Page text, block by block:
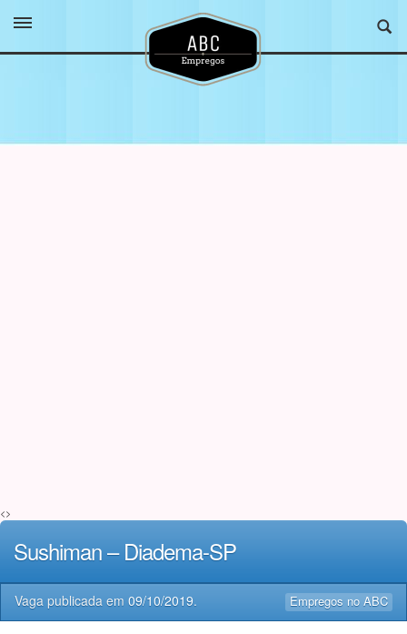
<>
Sushiman – Diadema-SP
Empregos no ABC
Vaga publicada em 09/10/2019.